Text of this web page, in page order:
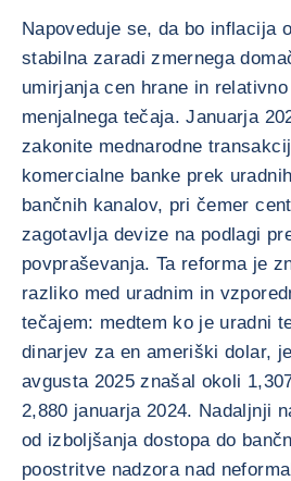
Napoveduje se, da bo inflacija
stabilna zaradi zmernega
umirjanja cen hrane in
menjalnega tečaja. Januarja
zakonite mednarodne
komercialne banke prek
bančnih kanalov, pri čemer
zagotavlja devize na podlagi
povpraševanja. Ta reforma je
razliko med uradnim in
tečajem: medtem ko je uradni
dinarjev za en ameriški dolar,
avgusta 2025 znašal okoli
2,880 januarja 2024. Nadaljnji
od izboljšanja dostopa do
poostritve nadzora nad